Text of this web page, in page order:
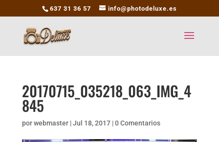
637 31 36 57 info@photodeluxe.es
20170715_035218_063_IMG_4
845
porwebmaster|Jul 18, 2017|0 Comentarios